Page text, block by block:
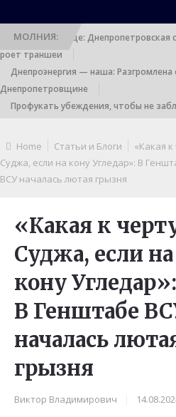
МОЛНИЯ:
Выход к границе:
роет траншеи
Днепроэнергия — наша:
Днепропетровщине
Профукать убеждения, чтобы не
Home Статьи и Блоги
«Какая к
Суджа, если на кону Угледар»: В
ВСУ началась лютая грызня
«Какая к
Суджа, если на
кону Угледар»:
В Генштабе
началась
грызня
Виктор Владимирович